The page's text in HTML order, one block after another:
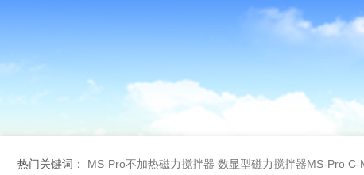
热门关键词： MS-Pro不加热磁力搅拌器 数显型磁力搅拌器MS-Pro C-